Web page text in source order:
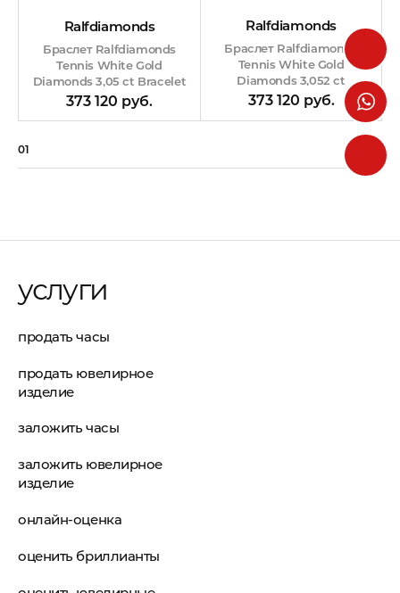
Ralfdiamonds
Браслет Ralfdiamonds
Tennis White Gold
Diamonds 3,05 ct Bracelet
RDB
373 120 руб.
Ralfdiamonds
Браслет Ralfdiamonds
Tennis White Gold
Diamonds 3,052 ct
Bracelet RDB
373 120 руб.
01
услуги
продать часы
продать ювелирное
изделие
заложить часы
заложить ювелирное
изделие
онлайн-оценка
оценить бриллианты